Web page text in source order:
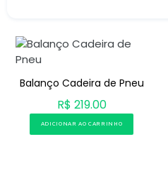
Balanço Cadeira de Pneu
R$ 219.00
ADICIONAR AO CARRINHO